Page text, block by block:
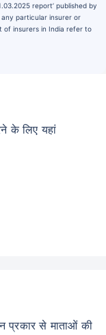
report’ published by
particular insurer or
of insurers in India refer to
के लिए यहां
प्रकार से माताओं की